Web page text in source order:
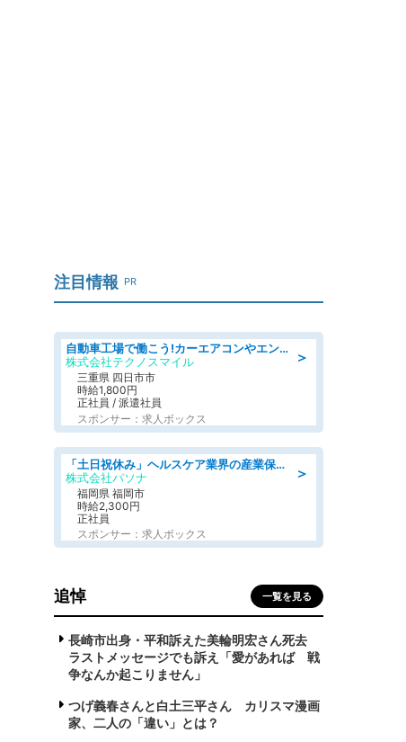
注目情報 PR
＞
自動車工場で働こう!カーエアコンやエンジンの製造・加工業務/寮完備 denso aichi
株式会社テクノスマイル
三重県 四日市市
時給1,800円
正社員 / 派遣社員
スポンサー：求人ボックス
＞
「土日祝休み」ヘルスケア業界の産業保健師/高時給/未経験OK/要資格:保健師、正看護師
株式会社パソナ
福岡県 福岡市
時給2,300円
正社員
スポンサー：求人ボックス
追悼 一覧を見る
長崎市出身・平和訴えた美輪明宏さん死去
ラストメッセージでも訴え「愛があれば 戦
争なんか起こりません」
つげ義春さんと白土三平さん カリスマ漫画
家、二人の「違い」とは？